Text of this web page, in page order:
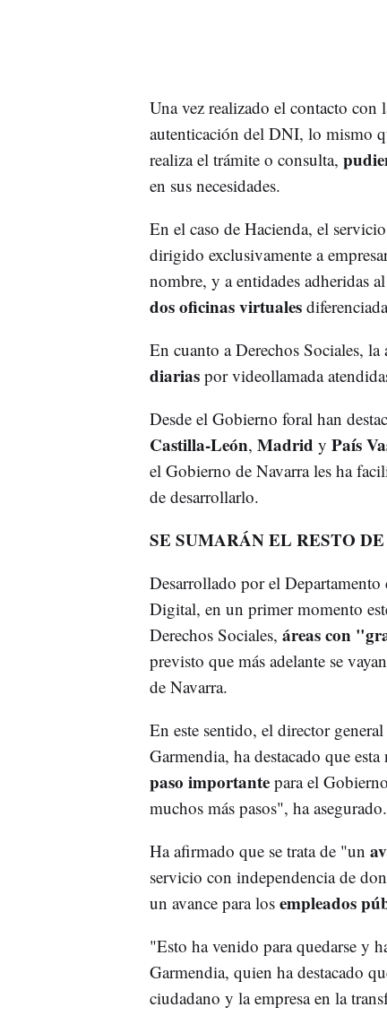
Una vez realizado el contacto
autenticación del DNI, lo mismo
realiza el trámite o consulta,
en sus necesidades.
En el caso de Hacienda, el
dirigido exclusivamente a
nombre, y a entidades adheridas
dos oficinas virtuales
En cuanto a Derechos Sociales, la
diariaspor videollamada
Desde el Gobierno foral han
Castilla-León, Madrid y País
el Gobierno de Navarra les ha
de desarrollarlo.
SE SUMARÁN EL RESTO
Desarrollado por el
Digital, en un primer momento
Derechos Sociales, áreas con
previsto que más adelante se
de Navarra.
En este sentido, el director
Garmendia, ha destacado que
paso importantepara el
muchos más pasos", ha asegurado.
Ha afirmado que se trata de "un
servicio con independencia de
un avance para los empleados
"Esto ha venido para quedarse y
Garmendia, quien ha destacado
ciudadano y la empresa en la